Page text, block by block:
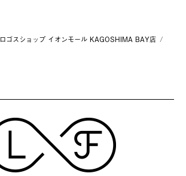
ロゴスショップ イオンモール KAGOSHIMA BAY店